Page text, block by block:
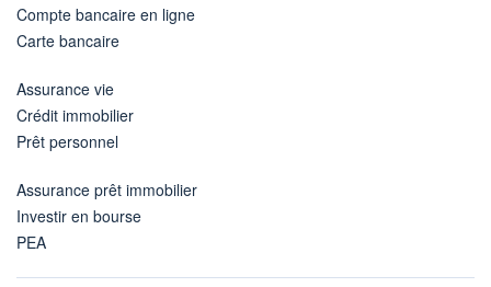
Compte bancaire en ligne
Carte bancaire
Assurance vie
Crédit immobilier
Prêt personnel
Assurance prêt immobilier
Investir en bourse
PEA